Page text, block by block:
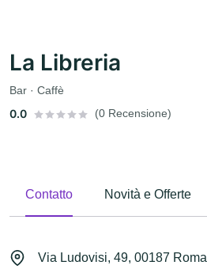
La Libreria
Bar · Caffè
0.0 (0 Recensione)
Contatto Novità e Offerte
Via Ludovisi, 49, 00187 Roma